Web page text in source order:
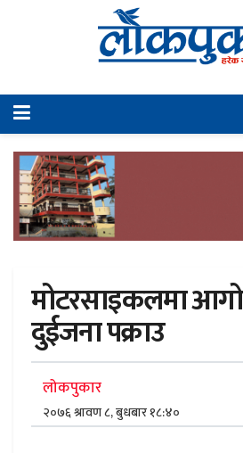
मोटरसाइकलमा
दुईजना पक्राउ
लोकपुकार
२०७६ श्रावण ८, बुधबार १८:४०